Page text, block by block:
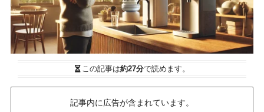
この記事は約27分で読めます。
記事内に広告が含まれています。